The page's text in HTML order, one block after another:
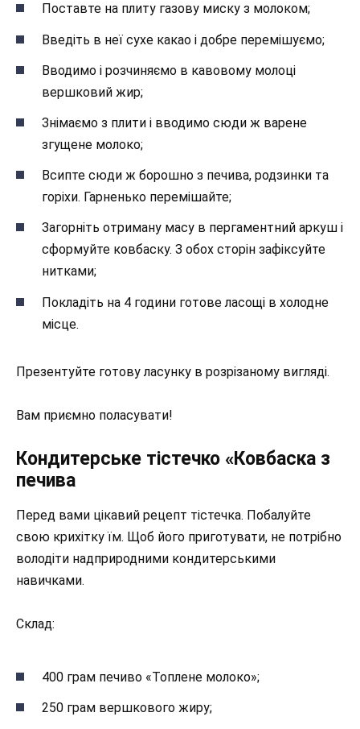
Поставте на плиту газову миску з молоком;
Введіть в неї сухе какао і добре перемішуємо;
Вводимо і розчиняємо в кавовому молоці
вершковий жир;
Знімаємо з плити і вводимо сюди ж варене
згущене молоко;
Всипте сюди ж борошно з печива, родзинки та
горіхи. Гарненько перемішайте;
Загорніть отриману масу в пергаментний аркуш і
сформуйте ковбаску. З обох сторін зафіксуйте
нитками;
Покладіть на 4 години готове ласощі в холодне
місце.
Презентуйте готову ласунку в розрізаному вигляді.
Вам приємно поласувати!
Кондитерське тістечко «Ковбаска з
печива
Перед вами цікавий рецепт тістечка. Побалуйте
свою крихітку їм. Щоб його приготувати, не потрібно
володіти надприродними кондитерськими
навичками.
Склад:
400 грам печиво «Топлене молоко»;
250 грам вершкового жиру;